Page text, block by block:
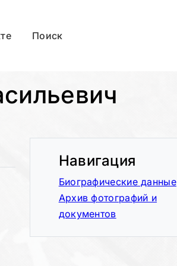
Поиск
Навигация
Биографические данные
Архив фотографий и
документов